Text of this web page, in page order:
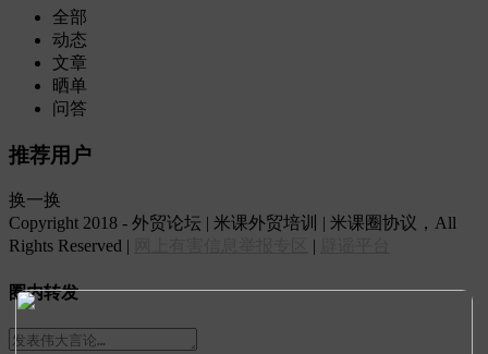
全部
动态
文章
晒单
问答
推荐用户
换一换
Copyright 2018 - 外贸论坛 | 米课外贸培训 | 米课圈协议，All
Rights Reserved |
|
圈内转发